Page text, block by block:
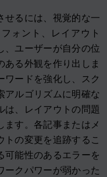
せるには、視覚的な一
ォント、レイアウト
、ユーザーが自分の位
ある外観を作り出しま
ワードを強化し、スク
アルゴリズムに明確な
は、レイアウトの問題
ます。各記事またはメ
トの変更を追跡するこ
可能性のあるエラーを
ークパワーが弱かった